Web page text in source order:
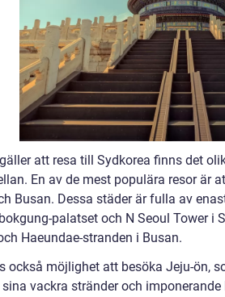
att resa till Sydkorea finns det
En av de mest populära resor är
Busan. Dessa städer är fulla av
palatset och N Seoul Tower i
Haeundae-stranden i Busan.
också möjlighet att besöka Jeju-ön,
vackra stränder och